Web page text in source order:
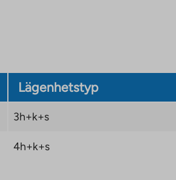
Lägenhetstyp
3h+k+s
4h+k+s